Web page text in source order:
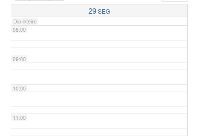
29SEG
Dia inteiro
08:00
09:00
10:00
11:00